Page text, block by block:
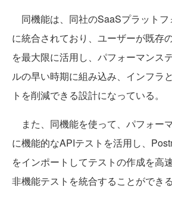
同機能は、同社のSaaSプラットフ
に統合されており、ユーザーが既存
を最大限に活用し、パフォーマンス
ルの早い時期に組み込み、インフラ
トを削減できる設計になっている。
また、同機能を使って、パフォー
に機能的なAPIテストを活用し、
をインポートしてテストの作成を高
非機能テストを統合することができる